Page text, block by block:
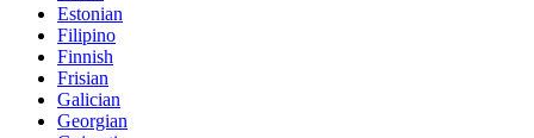
Estonian
Filipino
Finnish
Frisian
Galician
Georgian